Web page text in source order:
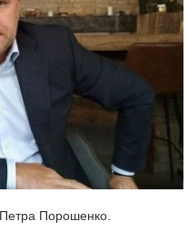
Порошенко.